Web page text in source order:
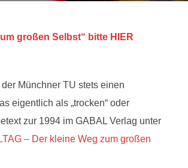
großen Selbst“ bitte HIER
Münchner TU stets einen
eigentlich als „trocken“ oder
zur 1994 im GABAL Verlag unter
– Der kleine Weg zum großen